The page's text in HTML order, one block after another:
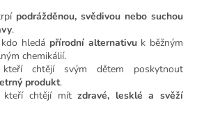
podrážděnou, svědivou nebo suchou
.
hledá přírodní alternativuk běžným
chemikálií.
chtějí svým dětem poskytnout
produkt.
kteří chtějí mítzdravé, lesklé a svěží